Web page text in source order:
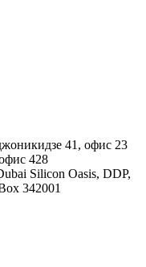
41, офис 23
428
Silicon Oasis, DDP,
342001